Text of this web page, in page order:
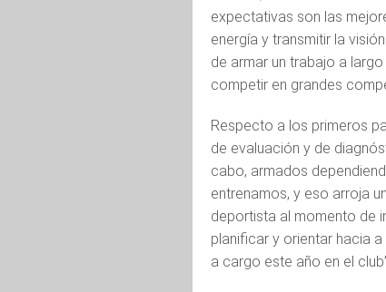
expectativas son las
energía y transmitir la
de armar un trabajo a
competir en grandes
Respecto a los primeros
de evaluación y de
cabo, armados
entrenamos, y eso arroja
deportista al momento de
planificar y orientar hacia
a cargo este año en el